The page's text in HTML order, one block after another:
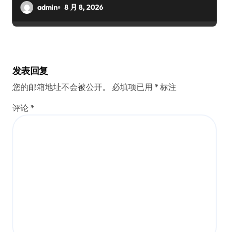
admin 8 月 8, 2026
发表回复
您的邮箱地址不会被公开。 必填项已用 * 标注
评论 *